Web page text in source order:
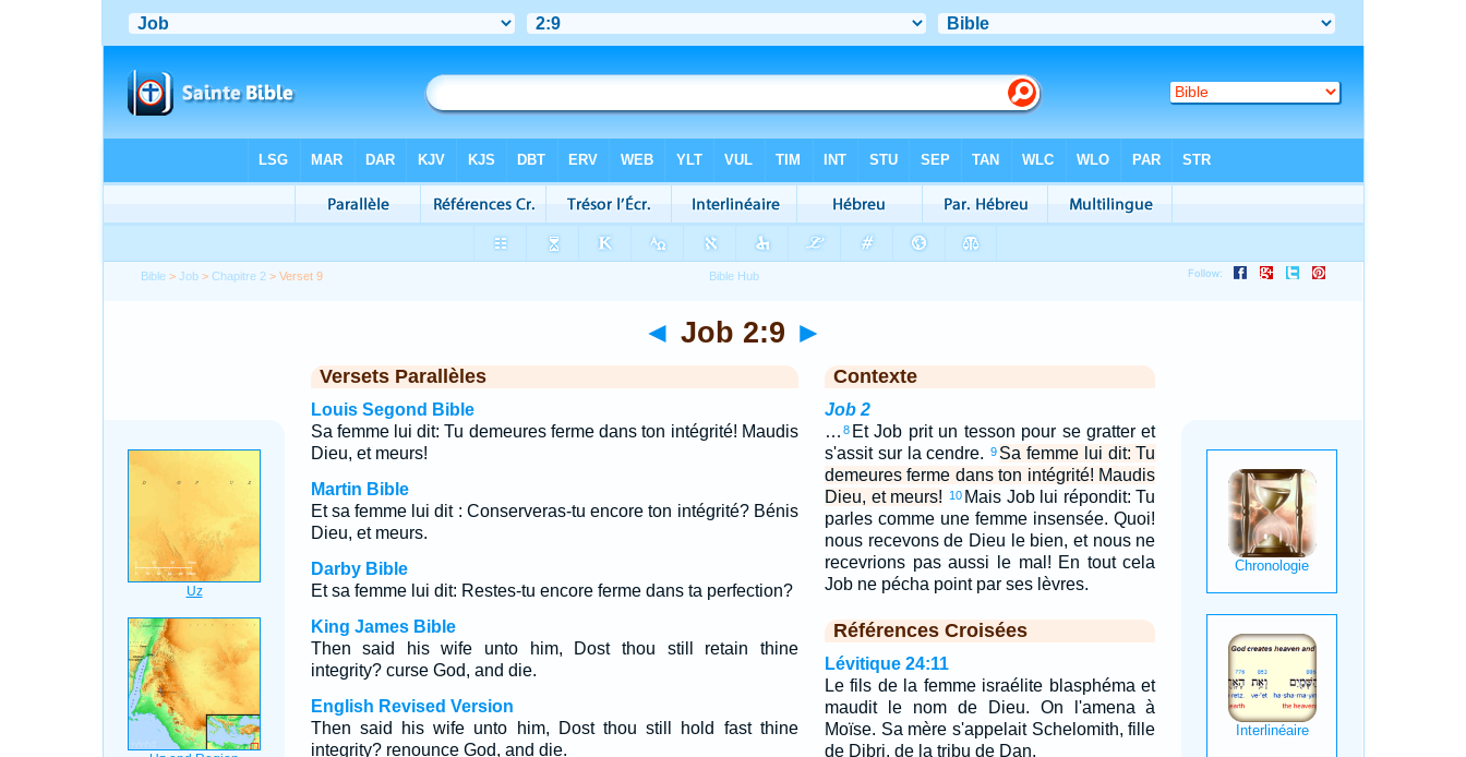
Bible >Job >Chapitre 2 > Verset 9
◄ Job 2:9 ►
Versets Parallèles
Louis Segond Bible
Sa femme lui dit: Tu demeures ferme dans ton intégrité! Maudis
Dieu, et meurs!
Martin Bible
Et sa femme lui dit : Conserveras-tu encore ton intégrité? Bénis
Dieu, et meurs.
Darby Bible
Et sa femme lui dit: Restes-tu encore ferme dans ta perfection?
King James Bible
Then said his wife unto him, Dost thou still retain thine
integrity? curse God, and die.
English Revised Version
Then said his wife unto him, Dost thou still hold fast thine
integrity? renounce God, and die.
Contexte
Job 2
… 8 Et Job prit un tesson pour se gratter et
s'assit sur la cendre.
9 Sa femme lui dit: Tu
demeures ferme dans ton intégrité! Maudis
Dieu, et meurs!
10 Mais Job lui répondit: Tu
parles comme une femme insensée. Quoi!
nous recevons de Dieu le bien, et nous ne
recevrions pas aussi le mal! En tout cela
Job ne pécha point par ses lèvres.
Références Croisées
Lévitique 24:11
Le fils de la femme israélite blasphéma et
maudit le nom de Dieu. On l'amena à
Moïse. Sa mère s'appelait Schelomith, fille
de Dibri, de la tribu de Dan.